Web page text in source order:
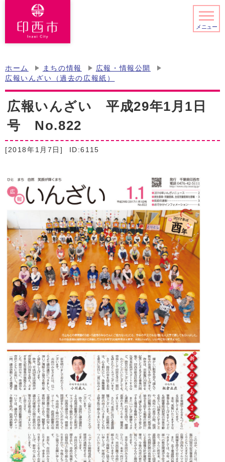
メニュー
ホーム まちの情報
広報・情報公開
広報いんざい（過去の広報紙）
広報いんざい 平成29年1月1日
号 No.822
[2018年1月7日] ID:6115